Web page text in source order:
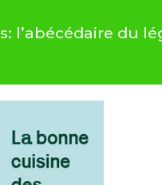
l’abécédaire du